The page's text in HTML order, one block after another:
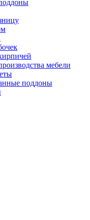
мебели
поддоны